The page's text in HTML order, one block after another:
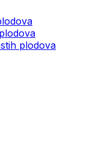
plodova